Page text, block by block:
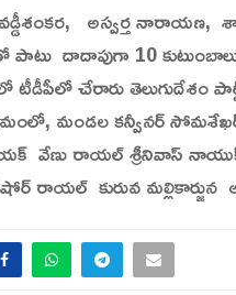
అస్వర్త నారాయణ,
దాదాపుగా 10
టీడీపీలో చేరారు తెలుగుదేశం
మండల కన్వీనర్
వేణు రాయల్ శ్రీనివాస్
కురువ మల్లికార్జున